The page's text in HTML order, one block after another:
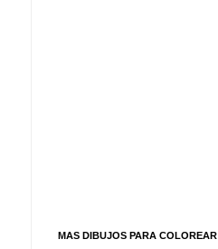
MAS DIBUJOS PARA COLOREAR